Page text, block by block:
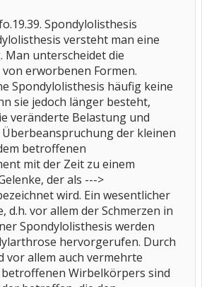
Spondylolisthesis
versteht man eine
Man unterscheidet die
erworbenen Formen.
Spondylolisthesis häufig keine
sie jedoch länger besteht,
veränderte Belastung und
der kleinen
betroffenen
mit der Zeit zu einem
der als --->
wird. Ein wesentlicher
d.h. vor allem der Schmerzen in
Spondylolisthesis werden
hervorgerufen. Durch
vor allem auch vermehrte
Wirbelkörpers sind